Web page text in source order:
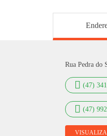
Rua Pedra do
(47)
(47)